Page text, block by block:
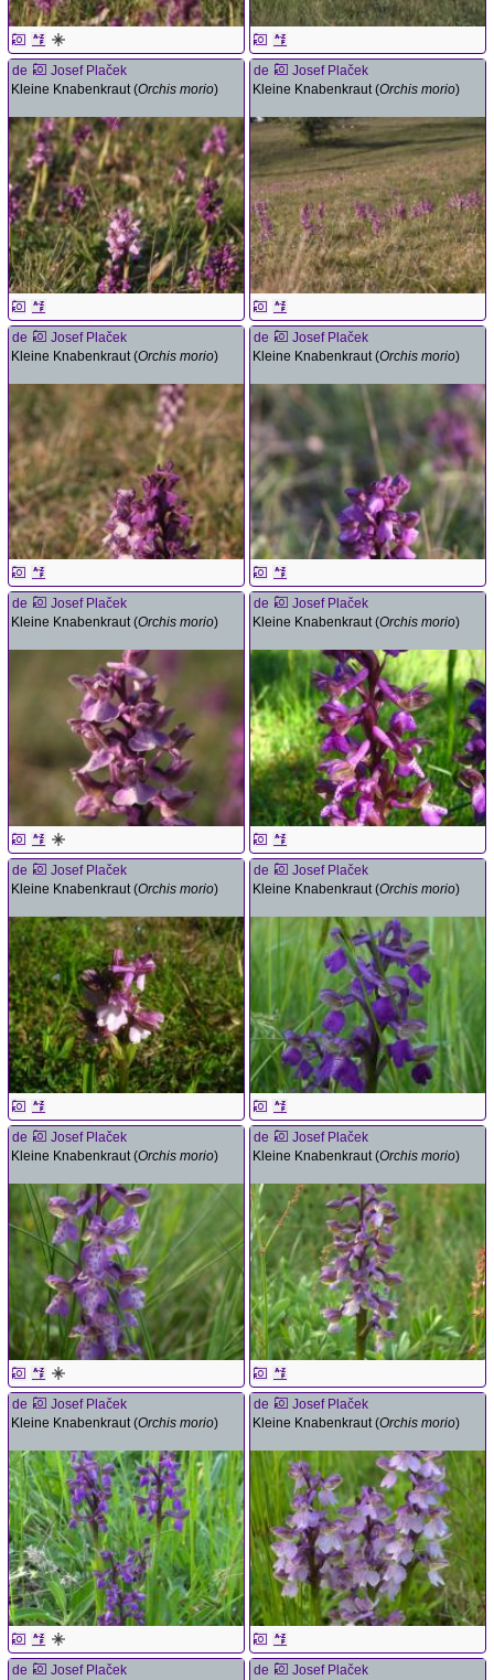
de
Josef Plaček
Kleine Knabenkraut (Orchis morio)
de
Josef Plaček
Kleine Knabenkraut (Orchis morio)
de
Josef Plaček
Kleine Knabenkraut (Orchis morio)
de
Josef Plaček
Kleine Knabenkraut (Orchis morio)
de
Josef Plaček
Kleine Knabenkraut (Orchis morio)
de
Josef Plaček
Kleine Knabenkraut (Orchis morio)
de
Josef Plaček
Kleine Knabenkraut (Orchis morio)
de
Josef Plaček
Kleine Knabenkraut (Orchis morio)
de
Josef Plaček
Kleine Knabenkraut (Orchis morio)
de
Josef Plaček
Kleine Knabenkraut (Orchis morio)
de
Josef Plaček
Kleine Knabenkraut (Orchis morio)
de
Josef Plaček
Kleine Knabenkraut (Orchis morio)
de
Josef Plaček
de
Josef Plaček